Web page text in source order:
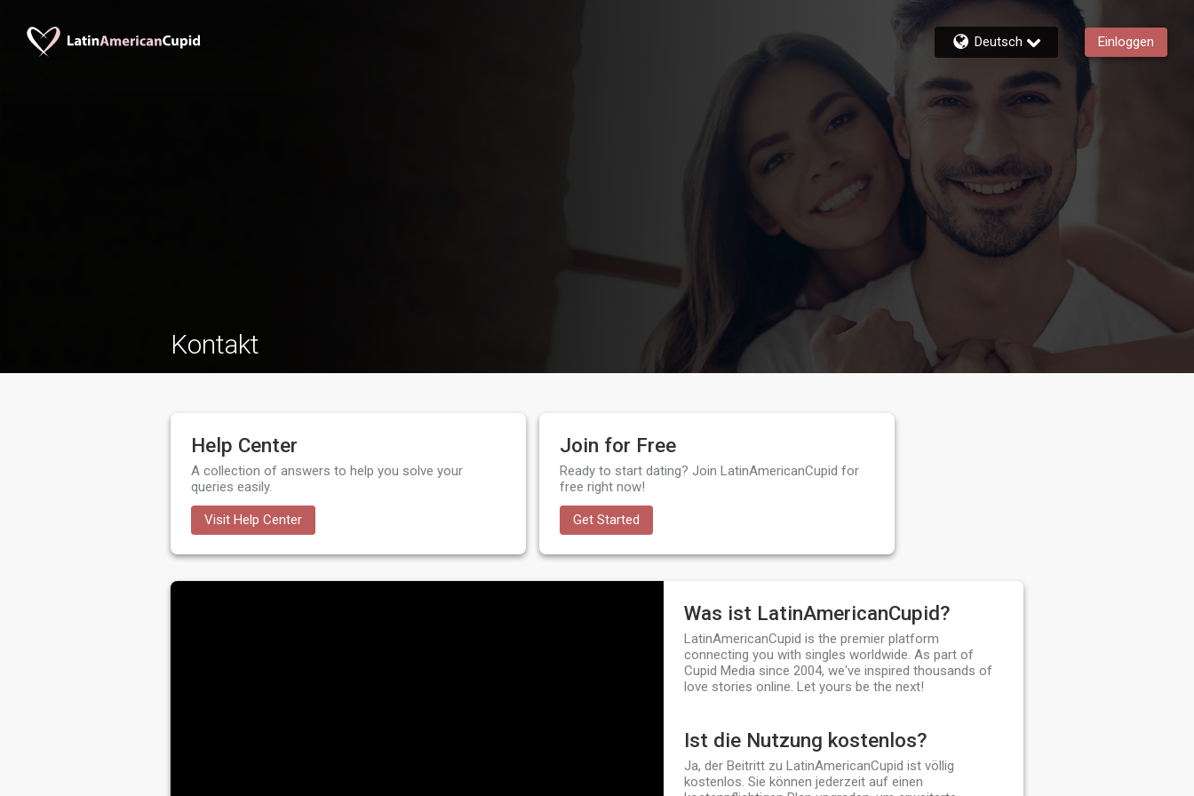
Deutsch Einloggen
Kontakt
Help Center
A collection of answers to help you solve your
queries easily.
Visit Help Center
Join for Free
Ready to start dating? Join LatinAmericanCupid for
free right now!
Get Started
Was ist LatinAmericanCupid?
LatinAmericanCupid is the premier platform
connecting you with singles worldwide. As part of
Cupid Media since 2004, we've inspired thousands of
love stories online. Let yours be the next!
Ist die Nutzung kostenlos?
Ja, der Beitritt zu LatinAmericanCupid ist völlig
kostenlos. Sie können jederzeit auf einen